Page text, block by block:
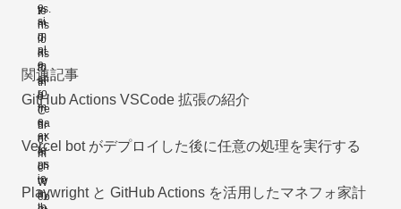
関連記事
GitHub Actions VSCode 拡張の紹介
Vercel bot がデプロイした後に任意の処理を実行する
Playwright と GitHub Actions を活用したマネフォ家計